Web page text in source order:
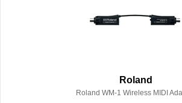
Roland
Roland WM-1 Wireless MIDI